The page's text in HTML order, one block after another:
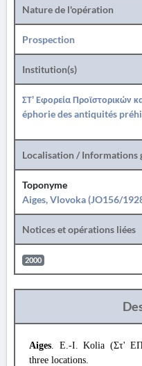
Nature de l'opération
Prospection
Institution(s)
ΣΤ' Εφορεία Προϊστορικών
éphorie des antiquités
Localisation / Informations
Toponyme
Aiges, Vlovoka (JO156/
Notices et opérations liées
2000
Aiges. E.-I. Kolia (Στ'
three locations.